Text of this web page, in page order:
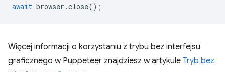
await browser .close();
Więcej informacji o korzystaniu z trybu bez interfejsu
graficznego w Puppeteer znajdziesz w artykule Tryb bez